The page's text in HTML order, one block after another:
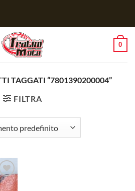
0
TAGGATI “7801390200004”
FILTRA